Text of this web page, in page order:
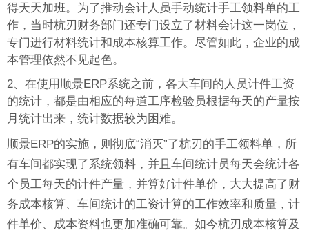
得天天加班。为了推动会计人员手动统计手工领料单的工
作，当时杭刃财务部门还专门设立了材料会计这一岗位，
专门进行材料统计和成本核算工作。尽管如此，企业的成
本管理依然不见起色。
2、在使用顺景ERP系统之前，各大车间的人员计件工资
的统计，都是由相应的每道工序检验员根据每天的产量按
月统计出来，统计数据较为困难。
顺景ERP的实施，则彻底“消灭”了杭刃的手工领料单，所
有车间都实现了系统领料，并且车间统计员每天会统计各
个员工每天的计件产量，并算好计件单价，大大提高了财
务成本核算、车间统计的工资计算的工作效率和质量，计
件单价、成本资料也更加准确可靠。如今杭刃成本核算及